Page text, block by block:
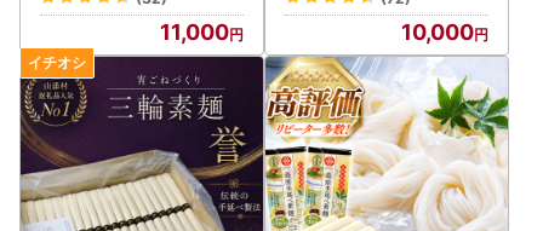
11,000 10,000